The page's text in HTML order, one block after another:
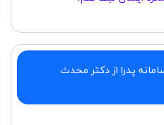
پدرا از دکتر محدث